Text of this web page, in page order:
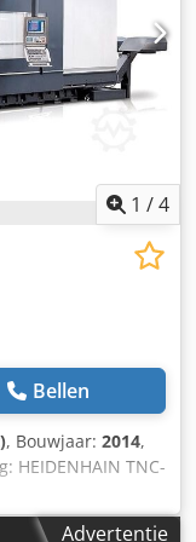
1 /4
Bellen
, Bouwjaar: 2014,
TNC-
Tafelafmetingen:
T-gleuven:
Advertentie